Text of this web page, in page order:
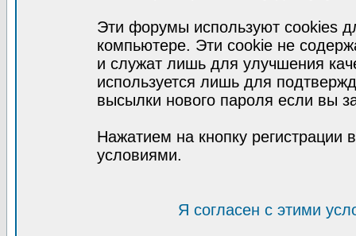
Эти форумы используют cookies
компьютере. Эти cookie не
и служат лишь для улучшения
используется лишь для
высылки нового пароля если вы
Нажатием на кнопку регистрации
условиями.
Я согласен с этими